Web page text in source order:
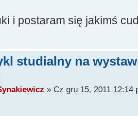
i postaram się jakimś
studialny na
» Cz gru 15, 2011 12:14